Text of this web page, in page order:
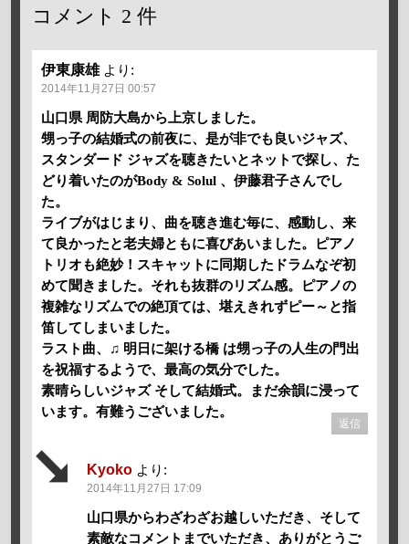
コメント 2 件
伊東康雄 より:
2014年11月27日 00:57
山口県 周防大島から上京しました。
甥っ子の結婚式の前夜に、是が非でも良いジャズ、
スタンダード ジャズを聴きたいとネットで探し、た
どり着いたのがBody & Solul 、伊藤君子さんでし
た。
ライブがはじまり、曲を聴き進む毎に、感動し、来
て良かったと老夫婦ともに喜びあいました。ピアノ
トリオも絶妙！スキャットに同期したドラムなぞ初
めて聞きました。それも抜群のリズム感。ピアノの
複雑なリズムでの絶頂ては、堪えきれずピー～と指
笛してしまいました。
ラスト曲、♫ 明日に架ける橋 は甥っ子の人生の門出
を祝福するようで、最高の気分でした。
素晴らしいジャズ そして結婚式。まだ余韻に浸って
います。有難うございました。
返信
Kyoko より:
2014年11月27日 17:09
山口県からわざわざお越しいただき、そして
素敵なコメントまでいただき、ありがとうご